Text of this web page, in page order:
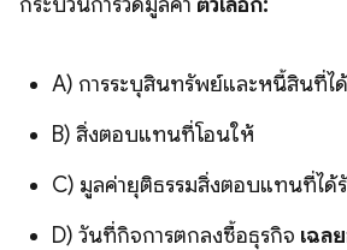
A) การระบุสินทรัพย์และหนี้สินที่ไ
B) สิ่งตอบแทนที่โอนให้
C) มูลค่ายุติธรรมสิ่งตอบแทนที่ได้
D) วันที่กิจการตกลงซื้อธุรกิจ เฉล